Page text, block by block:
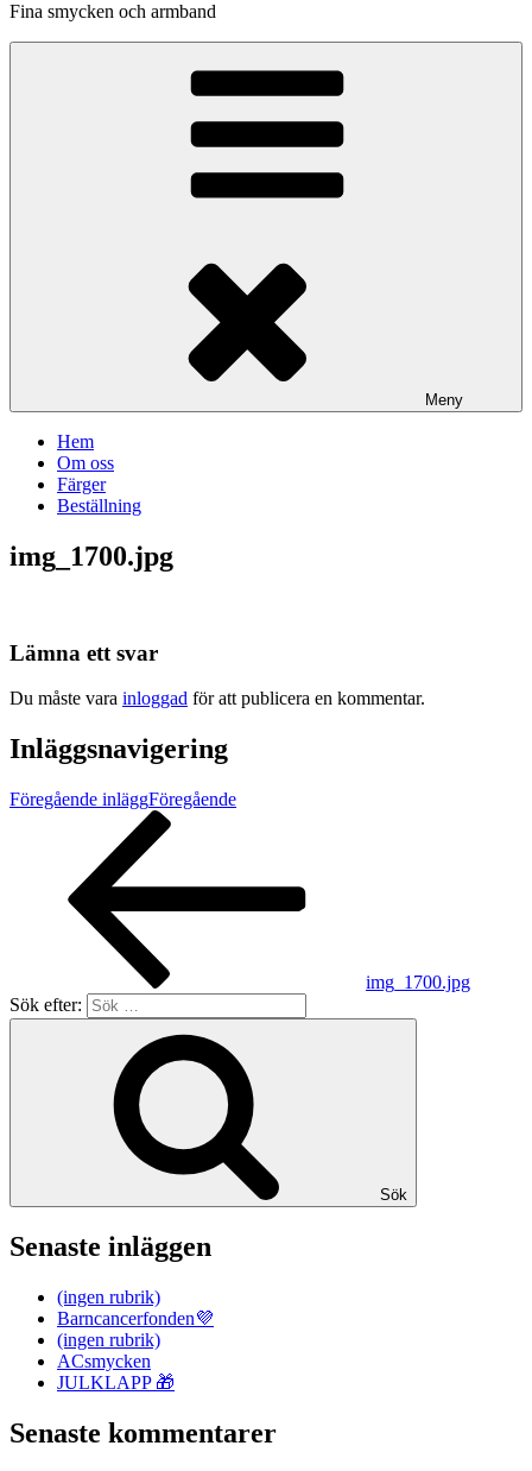
Fina smycken och armband
Meny
Hem
Om oss
Färger
Beställning
img_1700.jpg
Lämna ett svar
Du måste vara inloggad för att publicera en kommentar.
Inläggsnavigering
Föregående inläggFöregående
img_1700.jpg
Sök efter:
Sök
Senaste inläggen
(ingen rubrik)
Barncancerfonden💜
(ingen rubrik)
ACsmycken
JULKLAPP 🎁
Senaste kommentarer